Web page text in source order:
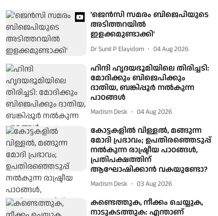
'ജെന്‍സി സമരം ബിജെപിയുടെ
അടിത്തറയില്‍
ഇളക്കമുണ്ടാക്കി'
Dr Sunil P Elayidom 04 Aug 2026
ഹിന്ദി ഹൃദയഭൂമിയിലെ തിരിച്ചടി:
മോദിക്കും ബിജെപിക്കും
ദാതിയ, ബങ്കിപ്പൂര്‍ നല്‍കുന്ന
പാഠങ്ങള്‍
Madism Desk 04 Aug 2026
കോട്ടകളിൽ വിള്ളൽ, മങ്ങുന്ന
മോദി പ്രഭാവം; ഉപതിരഞ്ഞെടുപ്പ്
നൽകുന്ന രാഷ്ട്രീയ പാഠങ്ങൾ,
പ്രതിപക്ഷത്തിന്
ആഘോഷിക്കാൻ വകയുണ്ടോ?
Madism Desk 03 Aug 2026
കണ്ടെത്തുക, നീക്കം ചെയ്യുക,
നാടുകടത്തുക: എന്താണ്